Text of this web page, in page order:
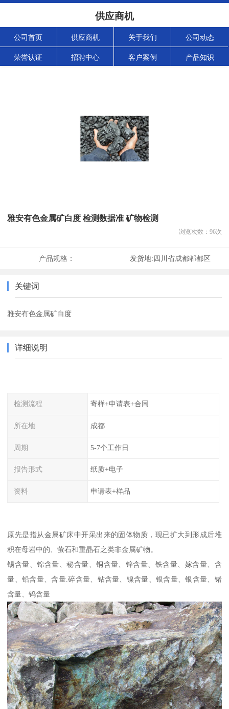
供应商机
公司首页 供应商机 关于我们 公司动态
荣誉认证 招聘中心 客户案例 产品知识
雅安有色金属矿白度 检测数据准 矿物检测
浏览次数： 96次
产品规格： 发货地:四川省成都郫都区
关键词
雅安有色金属矿白度
详细说明
检测流程 寄样+申请表+合同
所在地 成都
周期 5-7个工作日
报告形式 纸质+电子
资料 申请表+样品
原先是指从金属矿床中开采出来的固体物质，现已扩大到形成后堆
积在母岩中的、萤石和重晶石之类非金属矿物。
锡含量、锦含量、秘含量、铜含量、锌含量、铁含量、嫁含量、含
量、铅含量、含量.碎含量、钻含量、镍含量、银含量、银含量、锗
含量、钨含量